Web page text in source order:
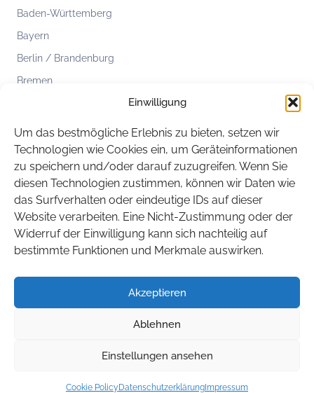
Einwilligung
Um das bestmögliche Erlebnis zu bieten, setzen wir
Technologien wie Cookies ein, um Geräteinformationen
zu speichern und/oder darauf zuzugreifen. Wenn Sie
diesen Technologien zustimmen, können wir Daten wie
das Surfverhalten oder eindeutige IDs auf dieser
Website verarbeiten. Eine Nicht-Zustimmung oder der
Widerruf der Einwilligung kann sich nachteilig auf
bestimmte Funktionen und Merkmale auswirken.
Akzeptieren
Ablehnen
Einstellungen ansehen
Cookie Policy Datenschutzerklärung Impressum
Baden-Württemberg
Bayern
Berlin / Brandenburg
Bremen
Mecklenburg-Vorpommern
Niedersachsen
Nordrhein-Westfalen
Rheinland-Pfalz
Saarland
© 2026 BITEG. Alle Rechte vorbehalten.